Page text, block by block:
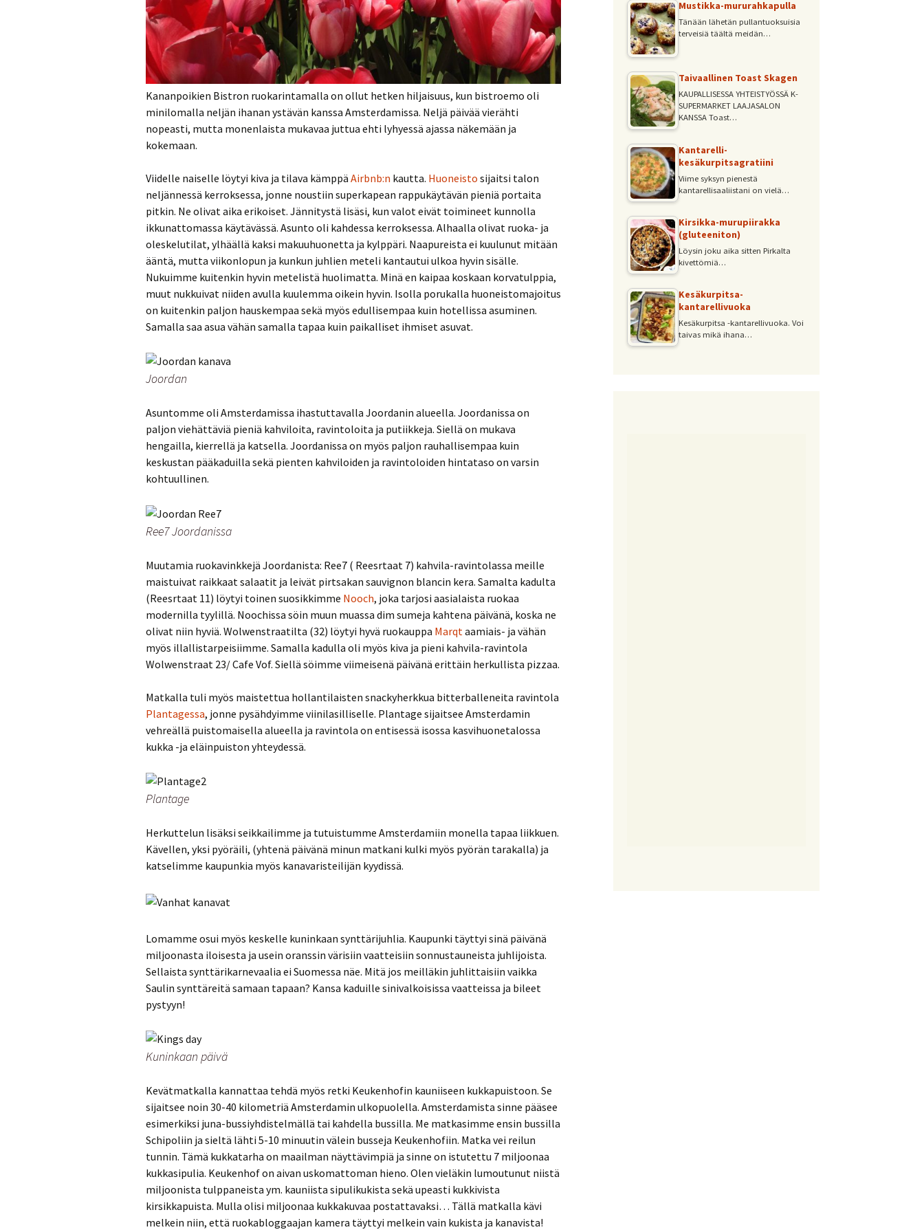
Pastat
Pizzat
Risotot
Salaatit
Suolaiset leivonnaiset
Kananpoikien Bistron ruokarintamalla on ollut hetken hiljaisuus, kun bistroemo oli
minilomalla neljän ihanan ystävän kanssa Amsterdamissa. Neljä päivää vierähti
nopeasti, mutta monenlaista mukavaa juttua ehti lyhyessä ajassa näkemään ja
kokemaan.
Viidelle naiselle löytyi kiva ja tilava kämppä Airbnb:n kautta. Huoneisto sijaitsi talon
neljännessä kerroksessa, jonne noustiin superkapean rappukäytävän pieniä portaita
pitkin. Ne olivat aika erikoiset. Jännitystä lisäsi, kun valot eivät toimineet kunnolla
ikkunattomassa käytävässä. Asunto oli kahdessa kerroksessa. Alhaalla olivat ruoka- ja
oleskelutilat, ylhäällä kaksi makuuhuonetta ja kylppäri. Naapureista ei kuulunut mitään
ääntä, mutta viikonlopun ja kunkun juhlien meteli kantautui ulkoa hyvin sisälle.
Nukuimme kuitenkin hyvin metelistä huolimatta. Minä en kaipaa koskaan korvatulppia,
muut nukkuivat niiden avulla kuulemma oikein hyvin. Isolla porukalla huoneistomajoitus
on kuitenkin paljon hauskempaa sekä myös edullisempaa kuin hotellissa asuminen.
Samalla saa asua vähän samalla tapaa kuin paikalliset ihmiset asuvat.
Joordan
Asuntomme oli Amsterdamissa ihastuttavalla Joordanin alueella. Joordanissa on
paljon viehättäviä pieniä kahviloita, ravintoloita ja putiikkeja. Siellä on mukava
hengailla, kierrellä ja katsella. Joordanissa on myös paljon rauhallisempaa kuin
keskustan pääkaduilla sekä pienten kahviloiden ja ravintoloiden hintataso on varsin
kohtuullinen.
Ree7 Joordanissa
Muutamia ruokavinkkejä Joordanista: Ree7 ( Reesrtaat 7) kahvila-ravintolassa meille
maistuivat raikkaat salaatit ja leivät pirtsakan sauvignon blancin kera. Samalta kadulta
(Reesrtaat 11) löytyi toinen suosikkimme Nooch, joka tarjosi aasialaista ruokaa
modernilla tyylillä. Noochissa söin muun muassa dim sumeja kahtena päivänä, koska ne
olivat niin hyviä. Wolwenstraatilta (32) löytyi hyvä ruokauppa Marqt aamiais- ja vähän
myös illallistarpeisiimme. Samalla kadulla oli myös kiva ja pieni kahvila-ravintola
Wolwenstraat 23/ Cafe Vof. Siellä söimme viimeisenä päivänä erittäin herkullista pizzaa.
Matkalla tuli myös maistettua hollantilaisten snackyherkkua bitterballeneita ravintola
Plantagessa, jonne pysähdyimme viinilasilliselle. Plantage sijaitsee Amsterdamin
vehreällä puistomaisella alueella ja ravintola on entisessä isossa kasvihuonetalossa
kukka -ja eläinpuiston yhteydessä.
Plantage
Herkuttelun lisäksi seikkailimme ja tutuistumme Amsterdamiin monella tapaa liikkuen.
Kävellen, yksi pyöräili, (yhtenä päivänä minun matkani kulki myös pyörän tarakalla) ja
katselimme kaupunkia myös kanavaristeilijän kyydissä.
Lomamme osui myös keskelle kuninkaan synttärijuhlia. Kaupunki täyttyi sinä päivänä
miljoonasta iloisesta ja usein oranssin värisiin vaatteisiin sonnustauneista juhlijoista.
Sellaista synttärikarnevaalia ei Suomessa näe. Mitä jos meilläkin juhlittaisiin vaikka
Saulin synttäreitä samaan tapaan? Kansa kaduille sinivalkoisissa vaatteissa ja bileet
pystyyn!
Kuninkaan päivä
Kevätmatkalla kannattaa tehdä myös retki Keukenhofin kauniiseen kukkapuistoon. Se
sijaitsee noin 30-40 kilometriä Amsterdamin ulkopuolella. Amsterdamista sinne pääsee
esimerkiksi juna-bussiyhdistelmällä tai kahdella bussilla. Me matkasimme ensin bussilla
Schipoliin ja sieltä lähti 5-10 minuutin välein busseja Keukenhofiin. Matka vei reilun
tunnin. Tämä kukkatarha on maailman näyttävimpiä ja sinne on istutettu 7 miljoonaa
kukkasipulia. Keukenhof on aivan uskomattoman hieno. Olen vieläkin lumoutunut niistä
miljoonista tulppaneista ym. kauniista sipulikukista sekä upeasti kukkivista
kirsikkapuista. Mulla olisi miljoonaa kukkakuvaa postattavaksi… Tällä matkalla kävi
melkein niin, että ruokabloggaajan kamera täyttyi melkein vain kukista ja kanavista!
Mustikka-mururahkapulla
Tänään lähetän pullantuoksuisia
terveisiä täältä meidän…
Taivaallinen Toast Skagen
KAUPALLISESSA YHTEISTYÖSSÄ K-
SUPERMARKET LAAJASALON
KANSSA Toast…
Kantarelli-
kesäkurpitsagratiini
Viime syksyn pienestä
kantarellisaaliistani on vielä…
Kirsikka-murupiirakka
(gluteeniton)
Löysin joku aika sitten Pirkalta
kivettömiä…
Kesäkurpitsa-
kantarellivuoka
Kesäkurpitsa -kantarellivuoka. Voi
taivas mikä ihana…